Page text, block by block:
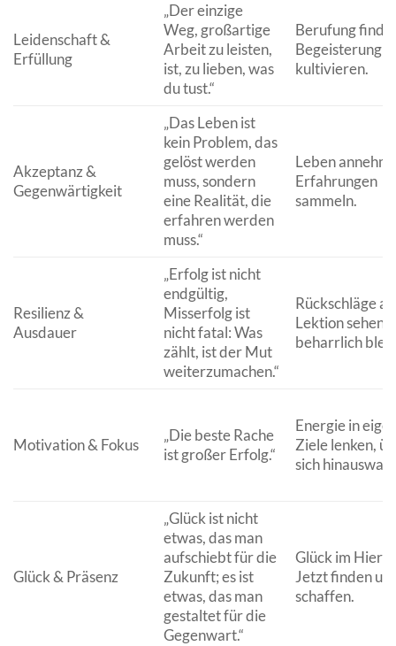
Leidenschaft &
Erfüllung
„Der einzige
Weg, großartige
Arbeit zu leisten,
ist, zu lieben, was
du tust.“
Berufung
Begeisterung
kultivieren.
Akzeptanz &
Gegenwärtigkeit
„Das Leben ist
kein Problem, das
gelöst werden
muss, sondern
eine Realität, die
erfahren werden
muss.“
Leben
Erfahrungen
sammeln.
Resilienz &
Ausdauer
„Erfolg ist nicht
endgültig,
Misserfolg ist
nicht fatal: Was
zählt, ist der Mut
weiterzumachen.“
Rückschläge als
Lektion sehen,
beharrlich
Motivation & Fokus
„Die beste Rache
ist großer Erfolg.“
Energie in
Ziele lenken,
sich
Glück & Präsenz
„Glück ist nicht
etwas, das man
aufschiebt für die
Zukunft; es ist
etwas, das man
gestaltet für die
Gegenwart.“
Glück im Hier
Jetzt finden
schaffen.